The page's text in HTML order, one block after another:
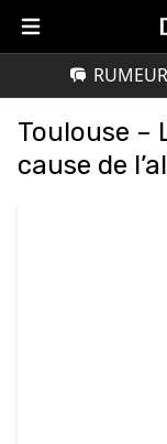
Toulouse –
cause de